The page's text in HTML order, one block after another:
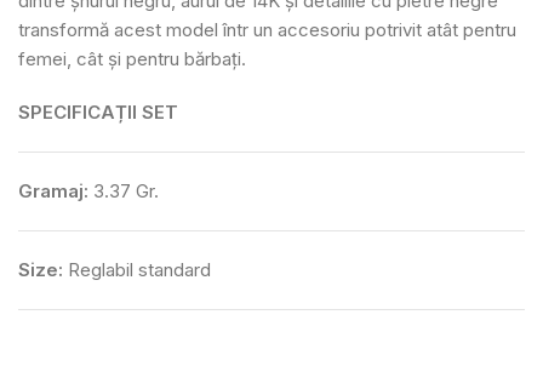
transformă acest model într un accesoriu potrivit atât pentru
femei, cât și pentru bărbați.
SPECIFICAȚII SET
Gramaj: 3.37 Gr.
Size: Reglabil standard